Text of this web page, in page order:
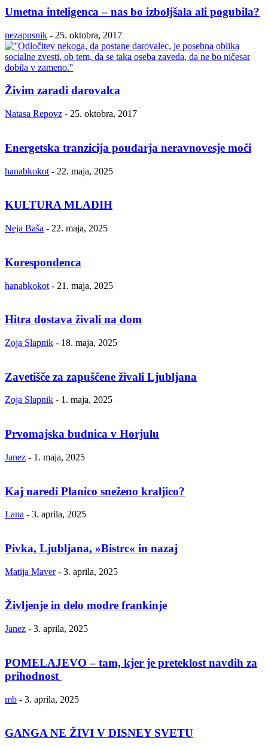
Umetna inteligenca – nas bo izboljšala ali pogubila?
nezapusnik - 25. oktobra, 2017
Živim zaradi darovalca
Natasa Repovz - 25. oktobra, 2017
Energetska tranzicija poudarja neravnovesje moči
hanabkokot - 22. maja, 2025
KULTURA MLADIH
Neja Baša - 22. maja, 2025
Korespondenca
hanabkokot - 21. maja, 2025
Hitra dostava živali na dom
Zoja Slapnik - 18. maja, 2025
Zavetišče za zapuščene živali Ljubljana
Zoja Slapnik - 1. maja, 2025
Prvomajska budnica v Horjulu
Janez - 1. maja, 2025
Kaj naredi Planico sneženo kraljico?
Lana - 3. aprila, 2025
Pivka, Ljubljana, »Bistrc« in nazaj
Matija Maver - 3. aprila, 2025
Življenje in delo modre frankinje
Janez - 3. aprila, 2025
POMELAJEVO – tam, kjer je preteklost navdih za
prihodnost
mb - 3. aprila, 2025
GANGA NE ŽIVI V DISNEY SVETU